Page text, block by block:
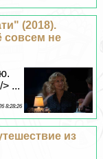
(2018).
совсем не
...
8:28:26
из